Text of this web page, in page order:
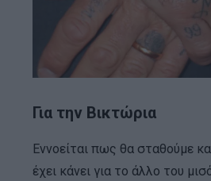
Για την Βικτώρια
Εννοείται πως θα σταθούμε
έχει κάνει για το άλλο του